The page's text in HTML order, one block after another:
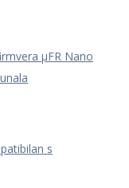
μFR Nano
s